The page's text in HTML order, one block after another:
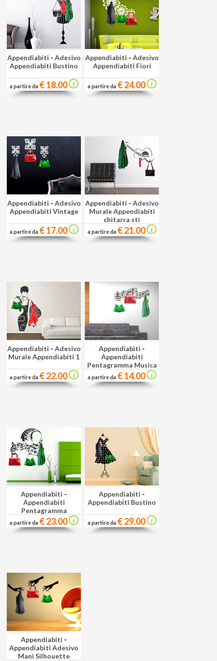
Appendiabiti - Adesivo
Appendiabiti Bustino
a partire da € 18.00
Appendiabiti - Adesivo
Appendiabiti Fiori
a partire da € 24.00
Appendiabiti - Adesivo
Appendiabiti Vintage
a partire da € 17.00
Appendiabiti - Adesivo
Murale Appendiabiti
chitarra sti
a partire da € 21.00
Appendiabiti - Adesivo
Murale Appendiabiti 1
a partire da € 22.00
Appendiabiti -
Appendiabiti
Pentagramma Musica
a partire da € 14.00
Appendiabiti -
Appendiabiti
Pentagramma
Musicale
a partire da € 23.00
Appendiabiti -
Appendiabiti Bustino
a partire da € 29.00
Appendiabiti -
Appendiabiti Adesivo
Mani Silhouette